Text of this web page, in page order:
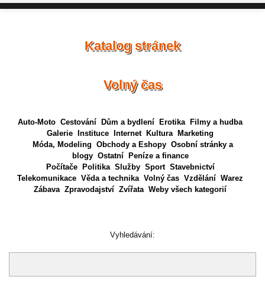
Katalog stránek
Volný čas
Auto-Moto Cestování Dům a bydlení Erotika
Filmy a hudba
Galerie
Instituce Internet Kultura
Marketing
Móda, Modeling Obchody a Eshopy Osobní stránky a
blogy Ostatní
Peníze a finance
Počítače
Politika Služby Sport Stavebnictví
Telekomunikace Věda a technika Volný čas Vzdělání Warez
Zábava Zpravodajství Zvířata Weby všech kategorií
Vyhledávání: